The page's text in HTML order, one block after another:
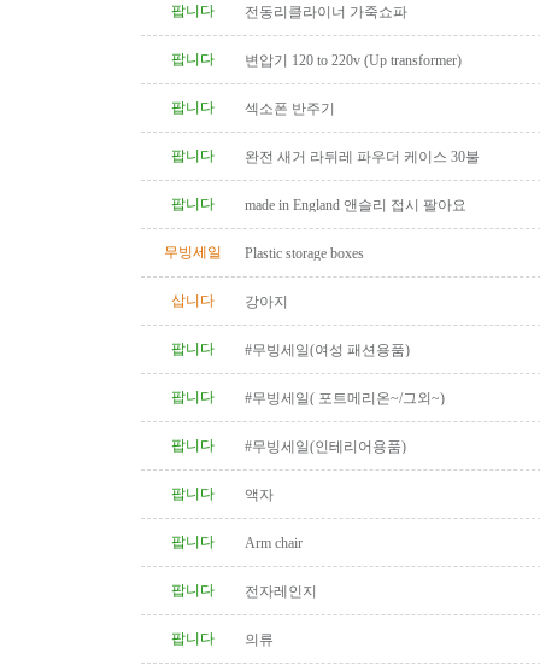
팝니다 전동리클라이너 가죽쇼파
팝니다 변압기 120 to 220v (Up transformer)
팝니다 섹소폰 반주기
팝니다 완전 새거 라뒤레 파우더 케이스 30불
팝니다 made in England 앤슬리 접시 팔아요
무빙세일 Plastic storage boxes
삽니다 강아지
팝니다 #무빙세일(여성 패션용품)
팝니다 #무빙세일( 포트메리온~/그외~)
팝니다 #무빙세일(인테리어용품)
팝니다 액자
팝니다 Arm chair
팝니다 전자레인지
팝니다 의류